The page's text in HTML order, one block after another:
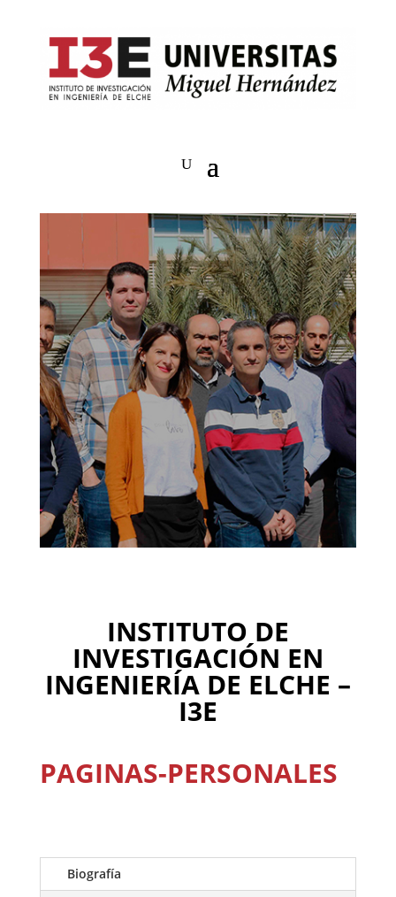
INSTITUTO DE
INVESTIGACIÓN EN
INGENIERÍA DE ELCHE –
I3E
PAGINAS-PERSONALES
Biografía